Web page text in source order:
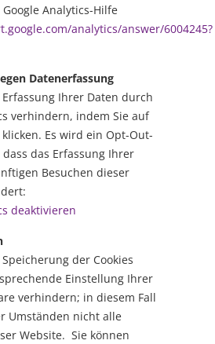
Analytics-Hilfe
analytics/answer/6004245?
Datenerfassung
Ihrer Daten durch
verhindern, indem Sie auf
Es wird ein Opt-Out-
dass das Erfassung Ihrer
Besuchen dieser
deaktivieren
der Cookies
Einstellung Ihrer
verhindern; in diesem Fall
Umständen nicht alle
Website. Sie können